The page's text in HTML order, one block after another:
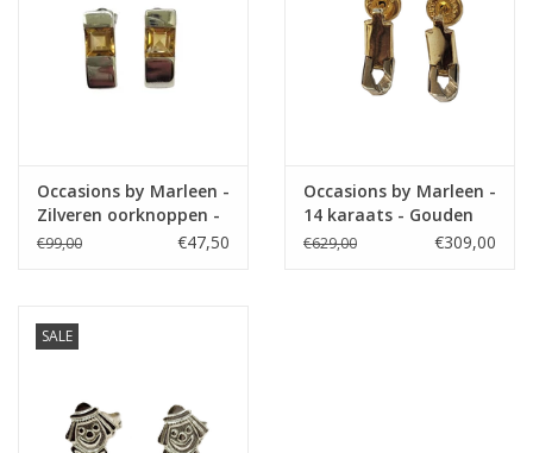
Occasions by Marleen -
Zilveren oorknoppen -
Oranje zirkonia
€99,00 €47,50
Occasions by Marleen -
14 karaats - Gouden
oorknoppen - Bicolor
€629,00 €309,00
SALE